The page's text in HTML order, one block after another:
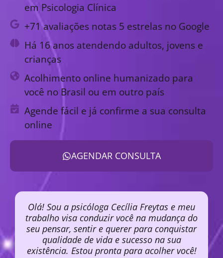
em Psicologia Clínica
+71 avaliações notas 5 estrelas no Google
Há 16 anos atendendo adultos, jovens e
crianças
Acolhimento online humanizado para
você no Brasil ou em outro país
Agende fácil e já confirme a sua consulta
online
AGENDAR CONSULTA
Olá! Sou a psicóloga Cecília Freytas e meu
trabalho visa conduzir você na mudança do
seu pensar, sentir e querer para conquistar
qualidade de vida e sucesso na sua
existência. Estou pronta para acolher você!